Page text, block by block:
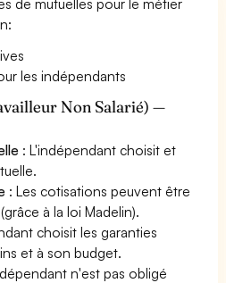
les indépendants
Non Salarié) —
: L'indépendant choisit et
: Les cotisations peuvent être
à la loi Madelin).
choisit les garanties
et à son budget.
n'est pas obligé